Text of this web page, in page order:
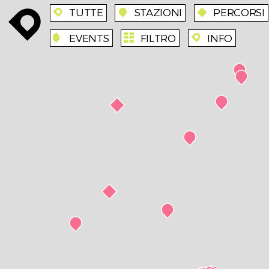
enroute enroute TUTTE station STAZIONI route PERCORSI
event EVENTS agenda FILTRO enroute INFO